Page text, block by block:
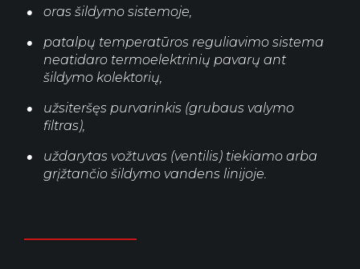
oras šildymo sistemoje,
patalpų temperatūros reguliavimo sistema
neatidaro termoelektrinių pavarų ant
šildymo kolektorių,
užsiteršęs purvarinkis (grubaus valymo
filtras),
uždarytas vožtuvas (ventilis) tiekiamo arba
grįžtančio šildymo vandens linijoje.